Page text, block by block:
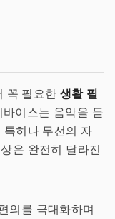
꼭 필요한생활 필
이스는 음악을 듣
히나 무선의 자
은 완전히 달라진
의를 극대화하며